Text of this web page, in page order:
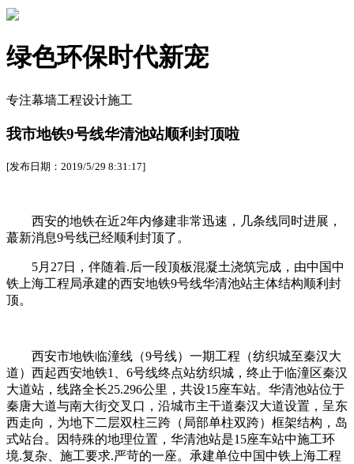
绿色环保时代新宠
专注幕墙工程设计施工
我市地铁9号线华清池站顺利封顶啦
[发布日期：2019/5/29 8:31:17]
西安的地铁在近2年内修建非常迅速，几条线同时进展，
蕞新消息9号线已经顺利封顶了。
5月27日，伴随着.后一段顶板混凝土浇筑完成，由中国中
铁上海工程局承建的西安地铁9号线华清池站主体结构顺利封
顶。
西安市地铁临潼线（9号线）一期工程（纺织城至秦汉大
道）西起西安地铁1、6号线终点站纺织城，终止于临潼区秦汉
大道站，线路全长25.296公里，共设15座车站。华清池站位于
秦唐大道与南大街交叉口，沿城市主干道秦汉大道设置，呈东
西走向，为地下二层双柱三跨（局部单柱双跨）框架结构，岛
式站台。因特殊的地理位置，华清池站是15座车站中施工环
境.复杂、施工要求.严苛的一座。承建单位中国中铁上海工程